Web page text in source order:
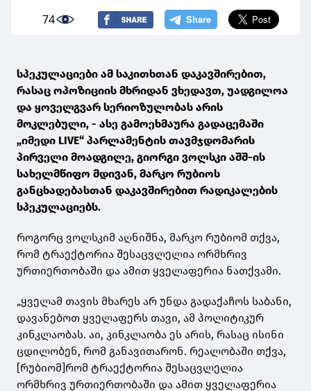
74
სპეკულაციები ამ საკითხთან დაკავშირებით,
რასაც ოპოზიციის მხრიდან ვხედავთ, უადგილოა
და ყოველგვარ სერიოზულობას არის
მოკლებული, - ასე გამოეხმაურა გადაცემაში
„იმედი LIVE“ პარლამენტის თავმჯდომარის
პირველი მოადგილე, გიორგი ვოლსკი აშშ-ის
სახელმწიფო მდივან, მარკო რუბიოს
განცხადებასთან დაკავშირებით რადიკალების
სპეკულაციებს.
როგორც ვოლსკიმ აღნიშნა, მარკო რუბიომ თქვა,
რომ ტრაექტორია შესაცვლელია ორმხრივ
ურთიერთობაში და ამით ყველაფერია ნათქვამი.
„ყველამ თავის მხარეს არ უნდა გადაქაჩოს საბანი,
დავანებოთ ყველაფერს თავი, ამ პოლიტიკურ
კინკლაობას. აი, კინკლაობა ეს არის, რასაც ისინი
ცდილობენ, რომ განავითარონ. რეალობაში თქვა,
[რუბიომ]რომ ტრაექტორია შესაცვლელია
ორმხრივ ურთიერთობაში და ამით ყველაფერია